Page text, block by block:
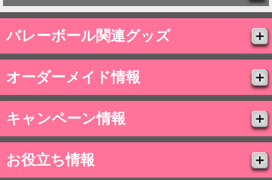
バレーボール関連グッズ
オーダーメイド情報
キャンペーン情報
お役立ち情報